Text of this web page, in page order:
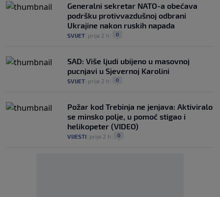
Generalni sekretar NATO-a obećava
podršku protivvazdušnoj odbrani
Ukrajine nakon ruskih napada
SVIJET prije 2 h 0
SAD: Više ljudi ubijeno u masovnoj
pucnjavi u Sjevernoj Karolini
SVIJET prije 2 h 0
Požar kod Trebinja ne jenjava: Aktiviralo
se minsko polje, u pomoć stigao i
helikopeter (VIDEO)
VIJESTI prije 2 h 0